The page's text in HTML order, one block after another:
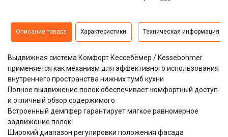
Описание товара Характеристики Техническая информация
Выдвижная система Комфорт Кессебёмер / Kessebohmer
применяется как механизм для эффективного использования
внутреннего пространства нижних тумб кухни
Полное выдвижение полок обеспечивает комфортный доступ
и отличный обзор содержимого
Встроенный демпфер гарантирует мягкое равномерное
задвижение полок
Широкий диапазон регулировки положения фасада